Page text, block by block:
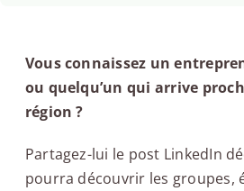
Vous connaissez un
ou quelqu’un qui arrive
région ?
Partagez-lui le post LinkedIn
pourra découvrir les groupes,